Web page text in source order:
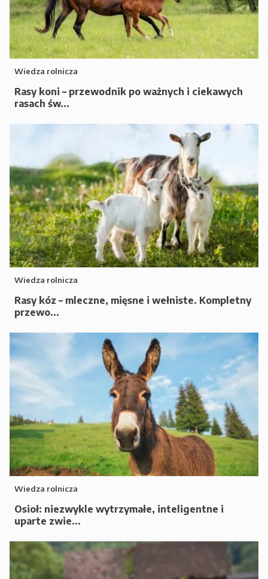
Wiedza rolnicza
Rasy koni – przewodnik po ważnych i ciekawych
rasach św...
Wiedza rolnicza
Rasy kóz – mleczne, mięsne i wełniste. Kompletny
przewo...
Wiedza rolnicza
Osioł: niezwykle wytrzymałe, inteligentne i
uparte zwie...